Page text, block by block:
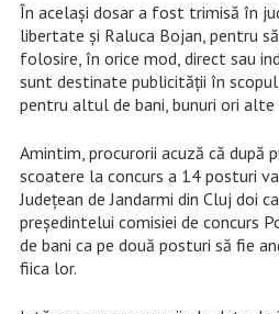
În același dosar a fost trimisă în
libertate și Raluca Bojan, pentru
folosire, în orice mod, direct sau
sunt destinate publicității în
pentru altul de bani, bunuri ori
Amintim, procurorii acuză că după
scoatere la concurs a 14 posturi
Județean de Jandarmi din Cluj doi
președintelui comisiei de concurs
de bani ca pe două posturi să fie
fiica lor.